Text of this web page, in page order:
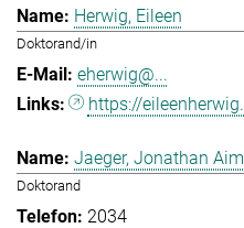
Herwig, Eileen
Doktorand/in
eherwig@...
https://
Jaeger, Jonathan
Doktorand
2034